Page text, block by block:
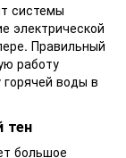
системы
электрической
Правильный
работу
воды в
тен
большое